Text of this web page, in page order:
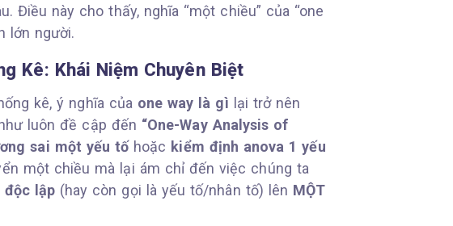
Điều này cho thấy, nghĩa “một chiều” của “one
lớn người.
Kê: Khái Niệm Chuyên Biệt
kê, ý nghĩa của one way là gì lại trở nên
luôn đề cập đến “One-Way Analysis of
sai một yếu tốhoặc kiểm định anova 1 yếu
một chiều mà lại ám chỉ đến việc chúng ta
độc lập (hay còn gọi là yếu tố/nhân tố) lên MỘT